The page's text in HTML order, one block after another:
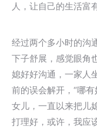
人，让自己的生活富
经过两个多小时的沟
下子舒展，感觉眼角
媳好好沟通，一家人
前的误会解开，“哪
女儿，一直以来把儿
打理好，或许，我应